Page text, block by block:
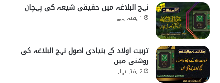
نہج البلاغہ میں حقیقی شیعہ کی پہچان
1 ہفتہ پہلے
تربیت اولاد کے بنیادی اصول نہج البلاغہ کی
روشنی میں
2 ہفتے پہلے